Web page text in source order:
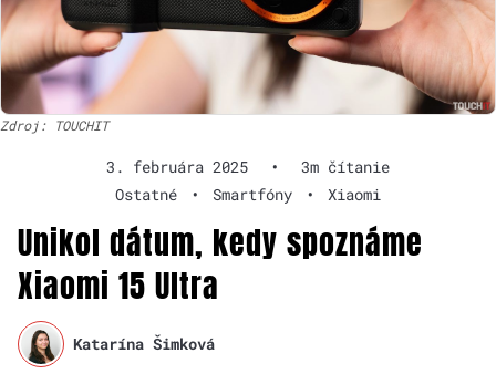
Zdroj: TOUCHIT
3. februára 2025 •
3m čítanie
Ostatné
• Smartfóny • Xiaomi
Unikol dátum, kedy spoznáme
Xiaomi 15 Ultra
Katarína Šimková